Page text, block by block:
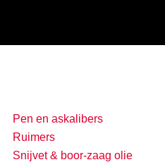
Pen en askalibers
Ruimers
Snijvet & boor-zaag olie